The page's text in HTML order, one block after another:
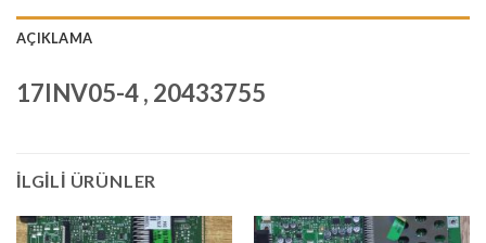
AÇIKLAMA
17INV05-4 , 20433755
İLGILI ÜRÜNLER